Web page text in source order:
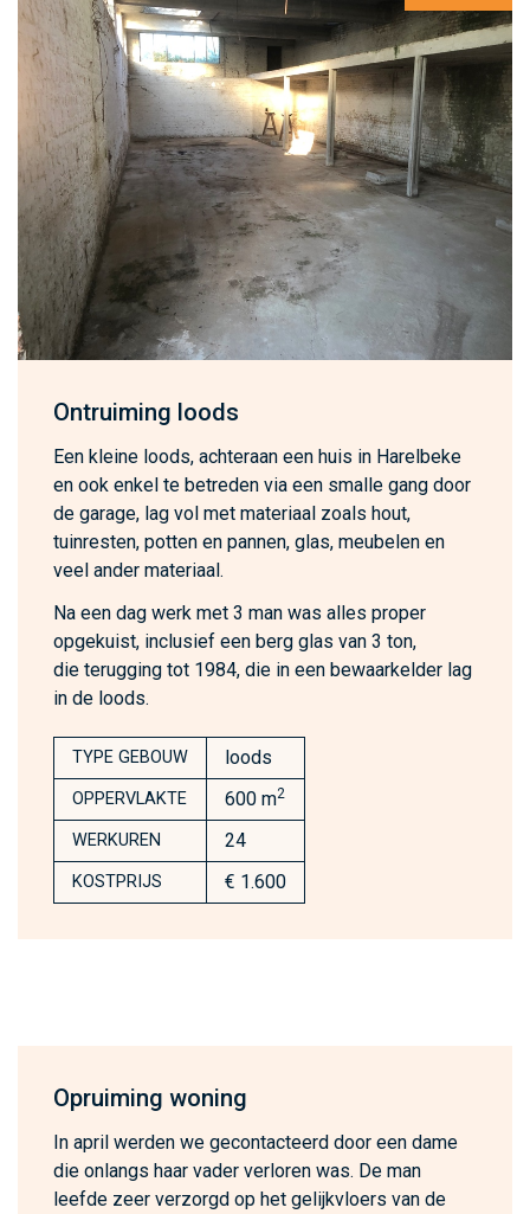
Ontruiming loods
Een kleine loods, achteraan een huis in Harelbeke
en ook enkel te betreden via een smalle gang door
de garage, lag vol met materiaal zoals hout,
tuinresten, potten en pannen, glas, meubelen en
veel ander materiaal.
Na een dag werk met 3 man was alles proper
opgekuist, inclusief een berg glas van 3 ton,
die terugging tot 1984, die in een bewaarkelder lag
in de loods.
TYPE GEBOUW loods
OPPERVLAKTE 600 m2
WERKUREN 24
KOSTPRIJS € 1.600
Opruiming woning
In april werden we gecontacteerd door een dame
die onlangs haar vader verloren was. De man
leefde zeer verzorgd op het gelijkvloers van de